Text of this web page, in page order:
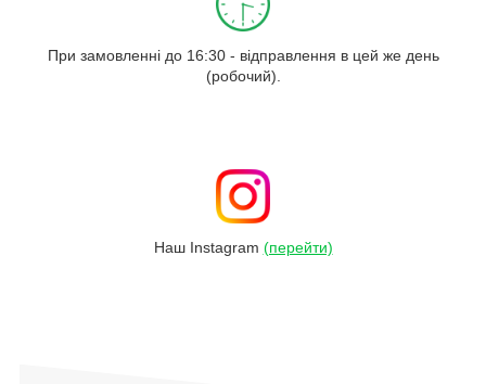
При замовленні до 16:30 - відправлення в цей же день
(робочий).
Наш Instagram (перейти)